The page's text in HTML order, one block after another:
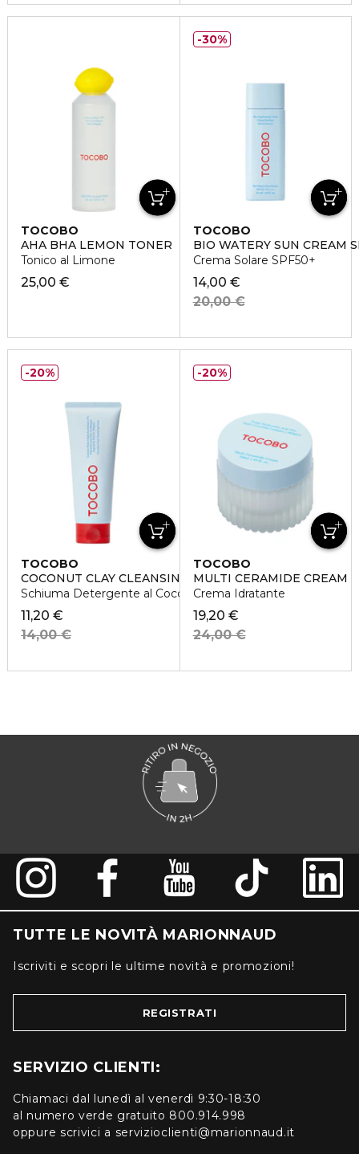
TOCOBO
AHA BHA LEMON TONER
Tonico al Limone
25,00 €
TOCOBO
BIO WATERY SUN CREAM
Crema Solare SPF50+
14,00 €
20,00 €
30%
TOCOBO
COCONUT CLAY CLEANSING FOAM
Schiuma Detergente al Cocco
11,20 €
14,00 €
20%
TOCOBO
MULTI CERAMIDE CREAM
Crema Idratante
19,20 €
24,00 €
20%
TUTTE LE NOVITÀ MARIONNAUD
Iscriviti e scopri le ultime novità e promozioni!
REGISTRATI
SERVIZIO CLIENTI:
Chiamaci dal lunedì al venerdì 9:30-18:30
al numero verde gratuito 800.914.998
oppure scrivici a servizioclienti@marionnaud.it